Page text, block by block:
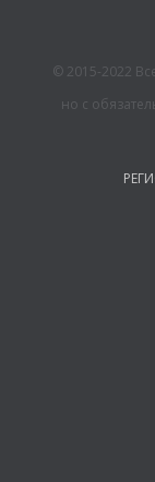
База
База
© 2015-2022
но с